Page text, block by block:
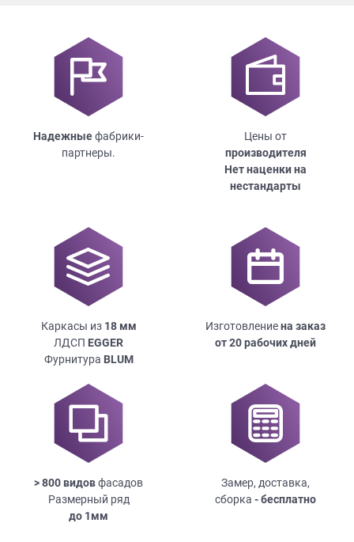
Надежныефабрики-
партнеры.
Цены от
производителя
Нет наценки на
нестандарты
Каркасы из 18мм
ЛДСП EGGER
Фурнитура BLUM
Изготовлениена заказ
от 20 рабочих дней
> 800 видовфасадов
Размерный ряд
до 1мм
Замер, доставка,
сборка - бесплатно